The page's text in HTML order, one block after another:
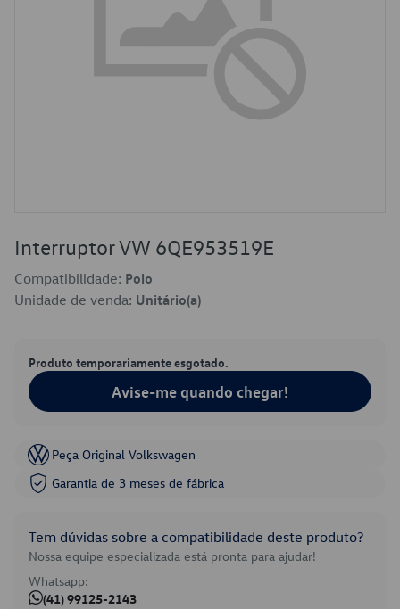
Interruptor VW 6QE953519E
Compatibilidade: Polo
Unidade de venda: Unitário(a)
Produto temporariamente esgotado.
Avise-me quando chegar!
Peça Original Volkswagen
Garantia de 3 meses de fábrica
Tem dúvidas sobre a compatibilidade deste produto?
Nossa equipe especializada está pronta para ajudar!
Whatsapp:
(41) 99125-2143